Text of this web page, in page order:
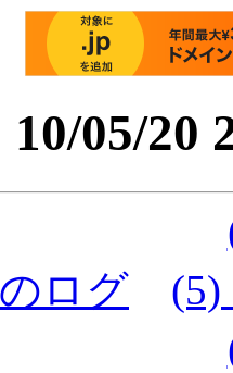
05/20
ログ
(5)